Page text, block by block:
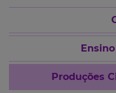
Produções